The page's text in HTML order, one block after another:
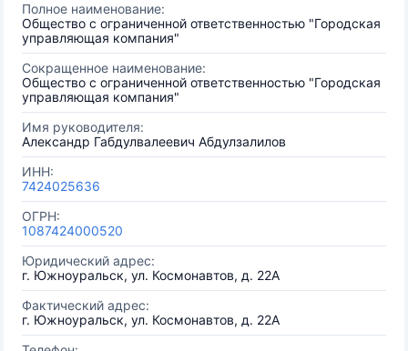
Полное наименование:
Общество с ограниченной ответственностью "Городская
управляющая компания"
Сокращенное наименование:
Общество с ограниченной ответственностью "Городская
управляющая компания"
Имя руководителя:
Александр Габдулвалеевич Абдулзалилов
ИНН:
7424025636
ОГРН:
1087424000520
Юридический адрес:
г. Южноуральск, ул. Космонавтов, д. 22А
Фактический адрес:
г. Южноуральск, ул. Космонавтов, д. 22А